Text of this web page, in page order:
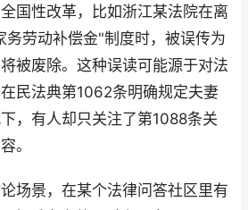
国性改革，比如浙江某法院在离
务劳动补偿金"制度时，被误传为
被废除。这种误读可能源于对法
民法典第1062条明确规定夫妻
，有人却只关注了第1088条关
。
场景，在某个法律问答社区里有